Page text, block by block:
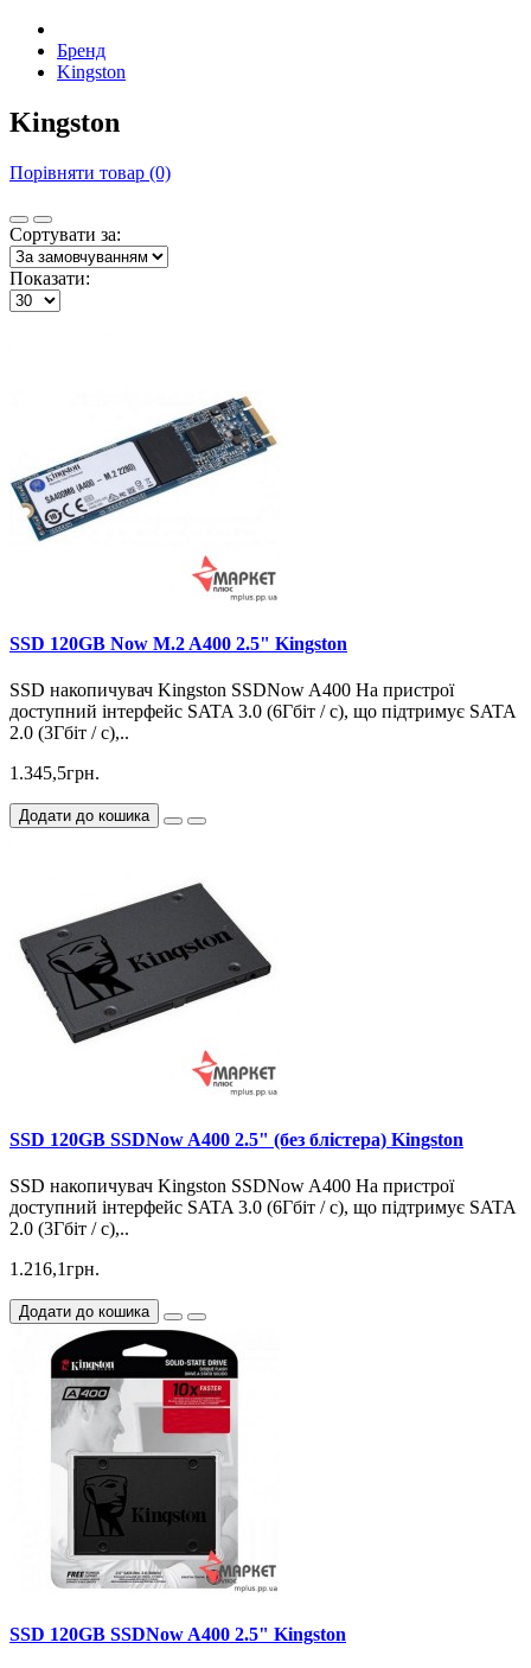
Бренд
Kingston
Kingston
Порівняти товар (0)
Сортувати за:
Показати:
SSD 120GB Now M.2 A400 2.5" Kingston
SSD накопичувач Kingston SSDNow A400 На пристрої
доступний інтерфейс SATA 3.0 (6Гбіт / с), що підтримує SATA
2.0 (3Гбіт / с),..
1.345,5грн.
Додати до кошика
SSD 120GB SSDNow A400 2.5" (без блістера) Kingston
SSD накопичувач Kingston SSDNow A400 На пристрої
доступний інтерфейс SATA 3.0 (6Гбіт / с), що підтримує SATA
2.0 (3Гбіт / с),..
1.216,1грн.
Додати до кошика
SSD 120GB SSDNow A400 2.5" Kingston